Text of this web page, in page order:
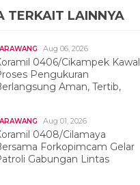
TERKAIT LAINNYA
Aug 06, 2026
0406/Cikampek Kawal
Pengukuran
Aman, Tertib,
Aug 01, 2026
0408/Cilamaya
Forkopimcam Gelar
Gabungan Lintas